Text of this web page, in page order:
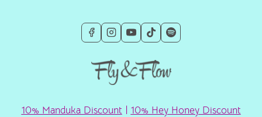
10% Manduka Discount | 10% Hey Honey Discount